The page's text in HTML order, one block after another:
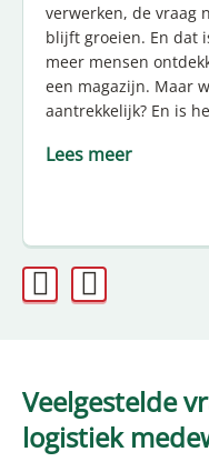
verwerken, de vraag
blijft groeien. En dat
meer mensen
een magazijn. Maar
aantrekkelijk? En is
Lees meer
Veelgestelde
logistiek